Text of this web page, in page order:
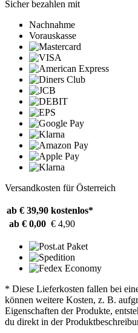
Sicher bezahlen mit
Nachnahme
Vorauskasse
Versandkosten für Österreich
ab € 39,90 kostenlos*
ab € 0,00 € 4,90
* Diese Lieferkosten fallen bei
können weitere Kosten, z. B.
Eigenschaften der Produkte,
du direkt in der